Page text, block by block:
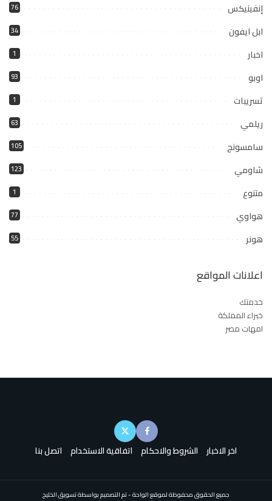
إنفينيكس 76
ابل ايفون 34
اخبار 1
اوبو 93
تسريبات 1
ريلمي 63
سامسونج 105
شاومي 123
متنوع 1
هواوي 77
هونر 55
اعلانات المواقع
خدمتك
خبراء المملكة
امهات مصر
اخر الاخبار الشروط والاحكام اتفاقية الاستخدام اتصل بنا
جميع الحقوق محفوظة لموقع الواحة - تم التصميم بواسطة تسويق الخليج